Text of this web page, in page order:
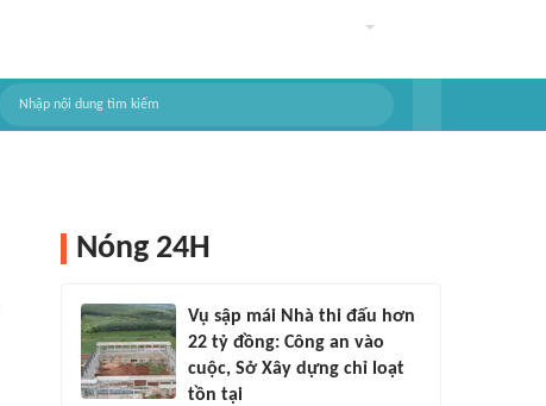
Nóng 24H
Vụ sập mái Nhà thi đấu hơn
22 tỷ đồng: Công an vào
cuộc, Sở Xây dựng chỉ loạt
tồn tại